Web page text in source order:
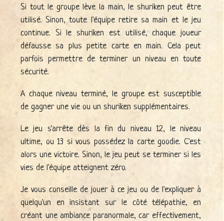
Si tout le groupe lève la main, le shuriken peut être
utilisé. Sinon, toute l'équipe retire sa main et le jeu
continue. Si le shuriken est utilisé, chaque joueur
défausse sa plus petite carte en main. Cela peut
parfois permettre de terminer un niveau en toute
sécurité.
A chaque niveau terminé, le groupe est susceptible
de gagner une vie ou un shuriken supplémentaires.
Le jeu s'arrête dès la fin du niveau 12, le niveau
ultime, ou 13 si vous possédez la carte goodie. C'est
alors une victoire. Sinon, le jeu peut se terminer si les
vies de l'équipe atteignent zéro.
Je vous conseille de jouer à ce jeu ou de l'expliquer à
quelqu'un en insistant sur le côté télépathie, en
créant une ambiance paranormale, car effectivement,